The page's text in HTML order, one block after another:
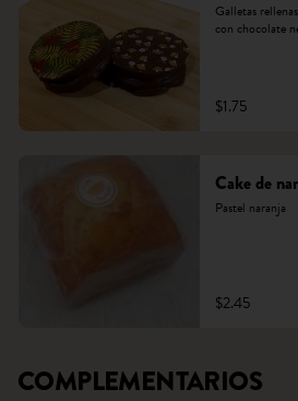
Galletas
con chocolate
$1.75
Cake de
Pastel naranja
$2.45
COMPLEMENTARIOS